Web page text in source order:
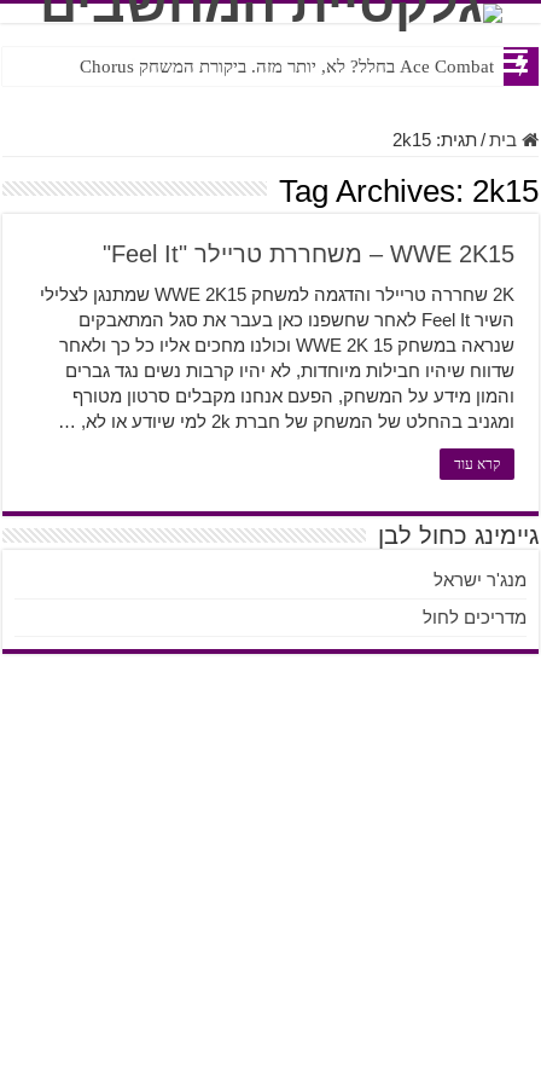
Ace Combat בחלל? לא, יותר מזה. ביקורת המשחק Chorus
Steven Universe והשירים שתורגמו בצורה נוראית לעברית
בית/תגית:2k15
Tag Archives: 2k15
WWE 2K15 – משחררת טריילר "Feel It"
2K שחררה טריילר והדגמה למשחק WWE 2K15 שמתנגן לצלילי
השיר Feel It לאחר שחשפנו כאן בעבר את סגל המתאבקים
שנראה במשחק WWE 2K 15 וכולנו מחכים אליו כל כך ולאחר
שדווח שיהיו חבילות מיוחדות, לא יהיו קרבות נשים נגד גברים
והמון מידע על המשחק, הפעם אנחנו מקבלים סרטון מטורף
ומגניב בהחלט של המשחק של חברת 2k למי שיודע או לא, …
קרא עוד
גיימינג כחול לבן
מנג'ר ישראל
מדריכים לחול